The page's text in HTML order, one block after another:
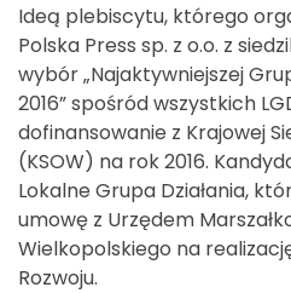
Ideą plebiscytu, którego
Polska Press sp. z o.o. z
wybór „Najaktywniejszej
2016” spośród wszystkich
dofinansowanie z Krajowej
(KSOW) na rok 2016.
Lokalne Grupa Działania,
umowę z Urzędem
Wielkopolskiego na
Rozwoju.